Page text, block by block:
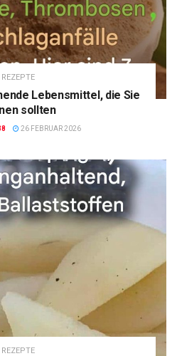
REZEPTE
Lebensmittel, die Sie
sollten
26 FEBRUAR 2026
REZEPTE